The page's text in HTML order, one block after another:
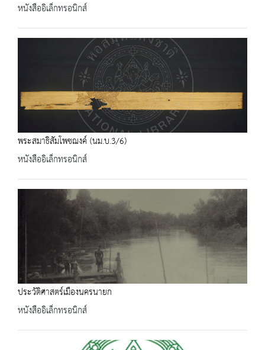
หนังสืออิเล็กทรอนิกส์
พระสมาธิสัมโพชฌงค์ (นม.บ.3/6)
หนังสืออิเล็กทรอนิกส์
ประวัติศาสตร์เมืองนครนายก
หนังสืออิเล็กทรอนิกส์